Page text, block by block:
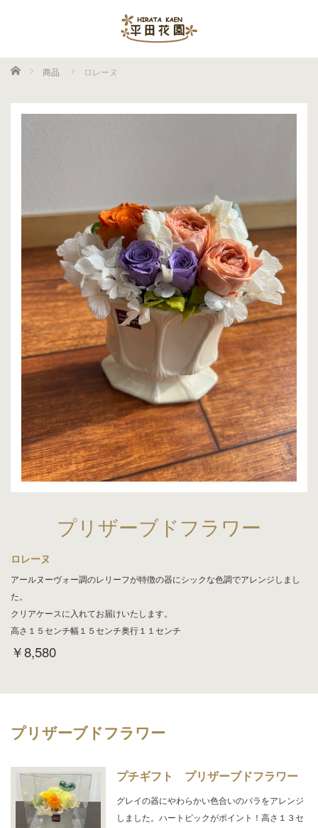
ホーム 商品 ロレーヌ
プリザーブドフラワー
ロレーヌ
アールヌーヴォー調のレリーフが特徴の器にシックな色調でアレンジしまし
た。
クリアケースに入れてお届けいたします。
高さ１５センチ幅１５センチ奥行１１センチ
￥8,580
プリザーブドフラワー
プチギフト プリザーブドフラワー
グレイの器にやわらかい色合いのバラをアレンジ
しました。ハートピックがポイント！高さ１３セ